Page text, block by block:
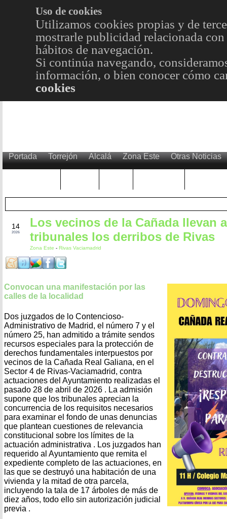
Uso de cookies
Utilizamos cookies propias y de
mostrarle publicidad relacionada
hábitos de navegación.
Si continúa navegando,
información, o bien conocer cómo
cookies
Portada Torrejón Alcalá Zona Este Otras Noticias
14
2026
Los vecinos de la Cañada llevan
tribunales los derribos de Rivas
Zona Este - Rivas Vaciamadrid
Convocan una manifestación por las
calles de la localidad
Dos juzgados de lo Contencioso-
Administrativo de Madrid, el número 7 y el
número 25, han admitido a trámite sendos
recursos especiales para la protección de
derechos fundamentales interpuestos por
vecinos de la Cañada Real Galiana, en el
Sector 4 de Rivas-Vaciamadrid, contra
actuaciones del Ayuntamiento realizadas el
pasado 28 de abril de 2026 . La admisión
supone que los tribunales aprecian la
concurrencia de los requisitos necesarios
para examinar el fondo de unas denuncias
que plantean cuestiones de relevancia
constitucional sobre los límites de la
actuación administrativa . Los juzgados han
requerido al Ayuntamiento que remita el
expediente completo de las actuaciones, en
las que se destruyó una habitación de una
vivienda y la mitad de otra parcela,
incluyendo la tala de 17 árboles de más de
diez años, todo ello sin autorización judicial
previa .